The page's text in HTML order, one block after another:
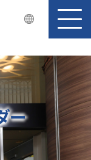
ー